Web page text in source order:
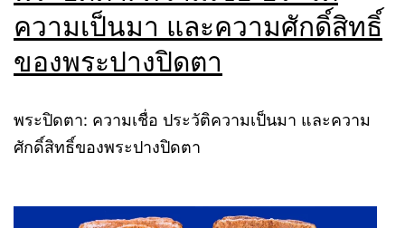
ความเป็นมา และความศักดิ์สิทธิ์
ของพระปางปิดตา
พระปิดตา: ความเชื่อ ประวัติความเป็นมา และความ
ศักดิ์สิทธิ์ของพระปางปิดตา